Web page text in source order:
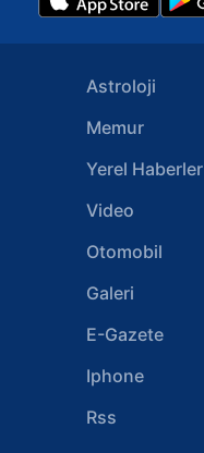
Astroloji
Memur
Yerel Haberler
Video
Otomobil
Galeri
E-Gazete
Iphone
Rss